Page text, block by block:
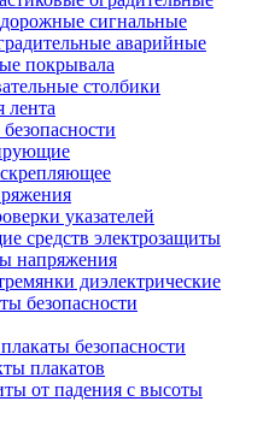
сигнальные
аварийные
покрывала
столбики
лента
указателей
средств электрозащиты
напряжения
диэлектрические
безопасности
безопасности
плакатов
от падения с высоты